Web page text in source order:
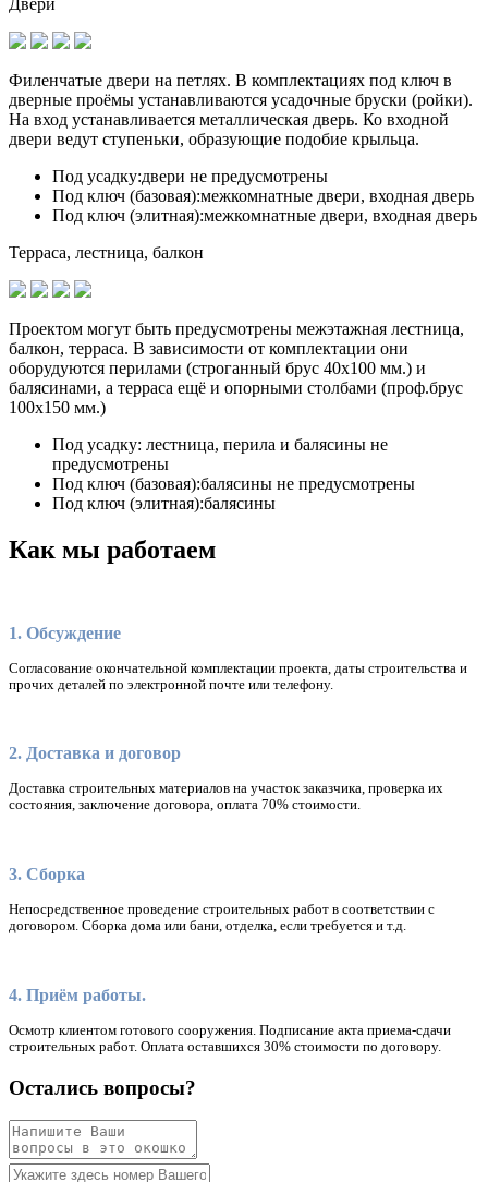
Филенчатые двери на петлях. В комплектациях под ключ в
дверные проёмы устанавливаются усадочные бруски (ройки).
На вход устанавливается металлическая дверь. Ко входной
двери ведут ступеньки, образующие подобие крыльца.
Под усадку:двери не предусмотрены
Под ключ (базовая):межкомнатные двери, входная дверь
Под ключ (элитная):межкомнатные двери, входная дверь
Терраса, лестница, балкон
Проектом могут быть предусмотрены межэтажная лестница,
балкон, терраса. В зависимости от комплектации они
оборудуются перилами (строганный брус 40х100 мм.) и
балясинами, а терраса ещё и опорными столбами (проф.брус
100х150 мм.)
Под усадку: лестница, перила и балясины не
предусмотрены
Под ключ (базовая):балясины не предусмотрены
Под ключ (элитная):балясины
Как мы работаем
1. Обсуждение
Согласование окончательной комплектации проекта, даты строительства и
прочих деталей по электронной почте или телефону.
2. Доставка и договор
Доставка строительных материалов на участок заказчика, проверка их
состояния, заключение договора, оплата 70% стоимости.
3. Сборка
Непосредственное проведение строительных работ в соответствии с
договором. Сборка дома или бани, отделка, если требуется и т.д.
4. Приём работы.
Осмотр клиентом готового сооружения. Подписание акта приема-сдачи
строительных работ. Оплата оставшихся 30% стоимости по договору.
Остались вопросы?